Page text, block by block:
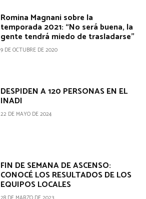
Romina Magnani sobre la
temporada 2021: “No será buena, la
gente tendrá miedo de trasladarse”
9 DE OCTUBRE DE 2020
DESPIDEN A 120 PERSONAS EN EL
INADI
22 DE MAYO DE 2024
FIN DE SEMANA DE ASCENSO:
CONOCÉ LOS RESULTADOS DE LOS
EQUIPOS LOCALES